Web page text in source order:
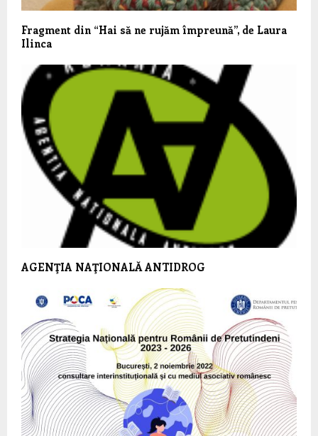
Fragment din “Hai să ne rujăm împreună”, de Laura
Ilinca
AGENŢIA NAŢIONALĂ ANTIDROG